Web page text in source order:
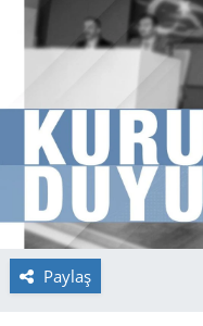
Paylaş
HABERDE
KÜLTÜR SANAT
MAGAZİN
POLİTİKA
RESMİ
SAĞLIK